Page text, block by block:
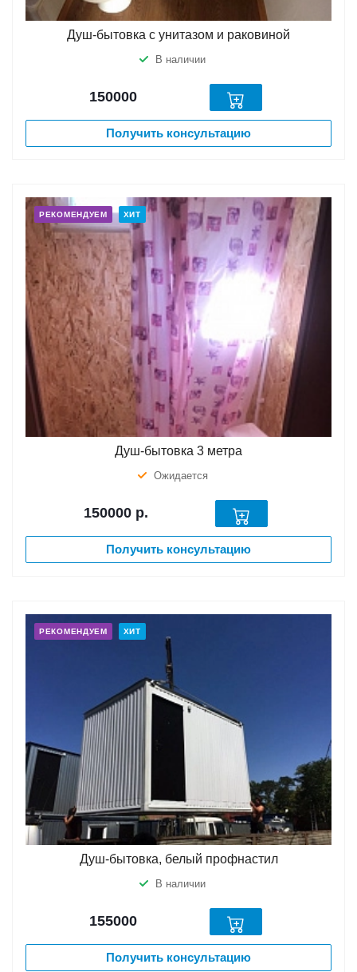
Душ-бытовка с унитазом и раковиной
В наличии
150000
Получить консультацию
РЕКОМЕНДУЕМ ХИТ
Душ-бытовка 3 метра
Ожидается
150000 р.
Получить консультацию
РЕКОМЕНДУЕМ ХИТ
Душ-бытовка, белый профнастил
В наличии
155000
Получить консультацию